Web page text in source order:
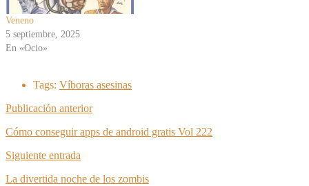
Veneno
5 septiembre, 2025
En «Ocio»
Tags: Víboras asesinas
Publicación anterior
Cómo conseguir apps de android gratis Vol 222
Siguiente entrada
La divertida noche de los zombis